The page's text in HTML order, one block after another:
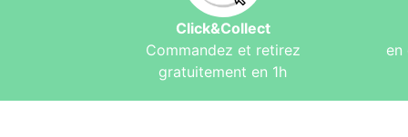
Click&Collect
Commandez et retirez
gratuitement en 1h
en